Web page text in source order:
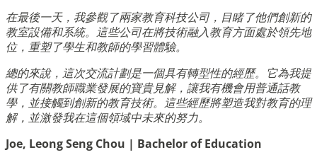
在最後一天，我參觀了兩家教育科技公司，目睹了他們創新的
教室設備和系統。這些公司在將技術融入教育方面處於領先地
位，重塑了學生和教師的學習體驗。
總的來說，這次交流計劃是一個具有轉型性的經歷。它為我提
供了有關教師職業發展的寶貴見解，讓我有機會用普通話教
學，並接觸到創新的教育技術。這些經歷將塑造我對教育的理
解，並激發我在這個領域中未來的努力。
Joe, Leong Seng Chou | Bachelor of Education